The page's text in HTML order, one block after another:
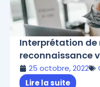
Interprétation de
reconnaissance
25 octobre, 2022
Lire la suite